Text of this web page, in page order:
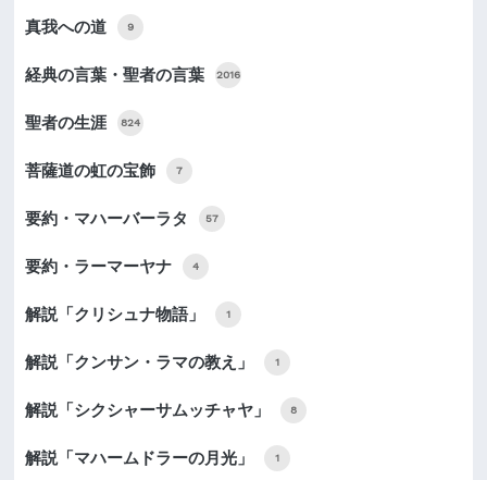
真我への道 9
経典の言葉・聖者の言葉 2016
聖者の生涯 824
菩薩道の虹の宝飾 7
要約・マハーバーラタ 57
要約・ラーマーヤナ 4
解説「クリシュナ物語」 1
解説「クンサン・ラマの教え」 1
解説「シクシャーサムッチャヤ」 8
解説「マハームドラーの月光」 1